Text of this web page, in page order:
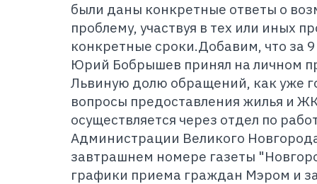
были даны конкретные ответы о
проблему, участвуя в тех или иных
конкретные сроки.Добавим, что за
Юрий Бобрышев принял на личном
Львиную долю обращений, как уже
вопросы предоставления жилья и
осуществляется через отдел по
Администрации Великого
завтрашнем номере газеты
графики приема граждан Мэром и